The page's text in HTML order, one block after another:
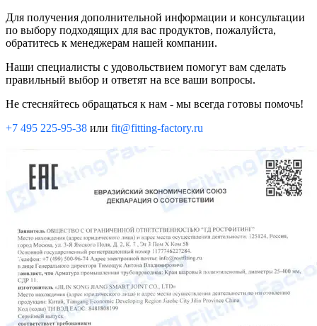
Для получения дополнительной информации и консультации
по выбору подходящих для вас продуктов, пожалуйста,
обратитесь к менеджерам нашей компании.
Наши специалисты с удовольствием помогут вам сделать
правильный выбор и ответят на все ваши вопросы.
Не стесняйтесь обращаться к нам - мы всегда готовы помочь!
+7 495 225-95-38 или fit@fitting-factory.ru